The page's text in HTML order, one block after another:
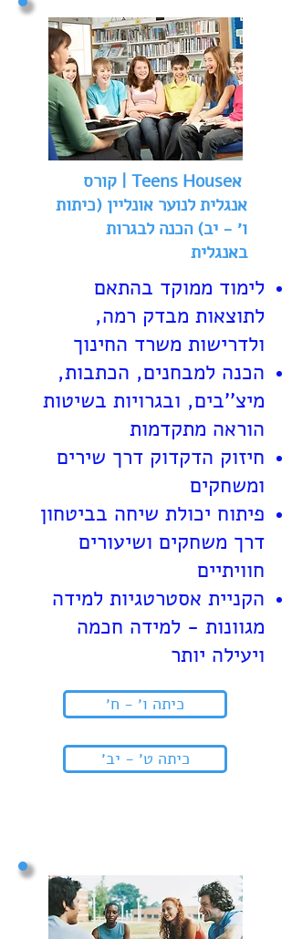
אTeens House | קורס
אנגלית לנוער אונליין (כיתות
ו׳ - יב) הכנה לבגרות
באנגלית
לימוד ממוקד בהתאם
לתוצאות מבדק רמה,
ולדרישות משרד החינוך
הכנה למבחנים, הכתבות,
מיצ''בים, ובגרויות בשיטות
הוראה מתקדמות
חיזוק הדקדוק דרך שירים
ומשחקים
פיתוח יכולת שיחה בביטחון
דרך משחקים ושיעורים
חוויתיים
הקניית אסטרטגיות למידה
מגוונות - למידה חכמה
ויעילה יותר
כיתה ו׳ - ח׳
כיתה ט׳ - יב׳